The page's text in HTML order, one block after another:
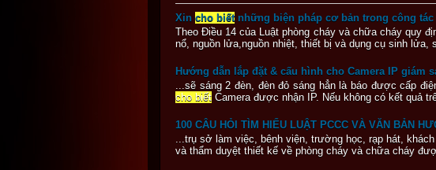
Xin cho biết những biện pháp cơ bản trong công
Theo Điều 14 của Luật phòng cháy và chữa cháy quy
nổ, nguồn lửa,nguồn nhiệt, thiết bị và dụng cụ sinh lửa,
Hướng dẫn lắp đặt & cấu hình cho Camera IP giám
...sẽ sáng 2 đèn, đèn đỏ sáng hẳn là báo được cấp
cho biết Camera được nhận IP. Nếu không có kết quả
100 CÂU HỎI TÌM HIỂU LUẬT PCCC VÀ VĂN BẢN
...trụ sở làm việc, bênh viện, trường học, rạp hát,
và thẩm duyệt thiết kế về phòng cháy và chữa cháy